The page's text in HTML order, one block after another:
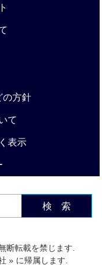
の方針
て
表示
検 索
断転載を禁じます.
» に帰属します.